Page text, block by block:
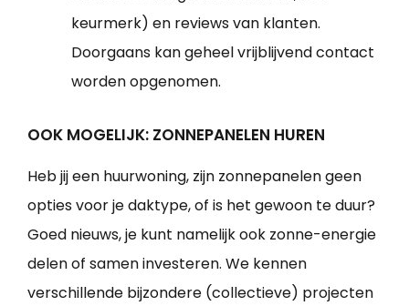
keurmerk) en reviews van klanten.
Doorgaans kan geheel vrijblijvend contact
worden opgenomen.
OOK MOGELIJK: ZONNEPANELEN HUREN
Heb jij een huurwoning, zijn zonnepanelen geen
opties voor je daktype, of is het gewoon te duur?
Goed nieuws, je kunt namelijk ook zonne-energie
delen of samen investeren. We kennen
verschillende bijzondere (collectieve) projecten